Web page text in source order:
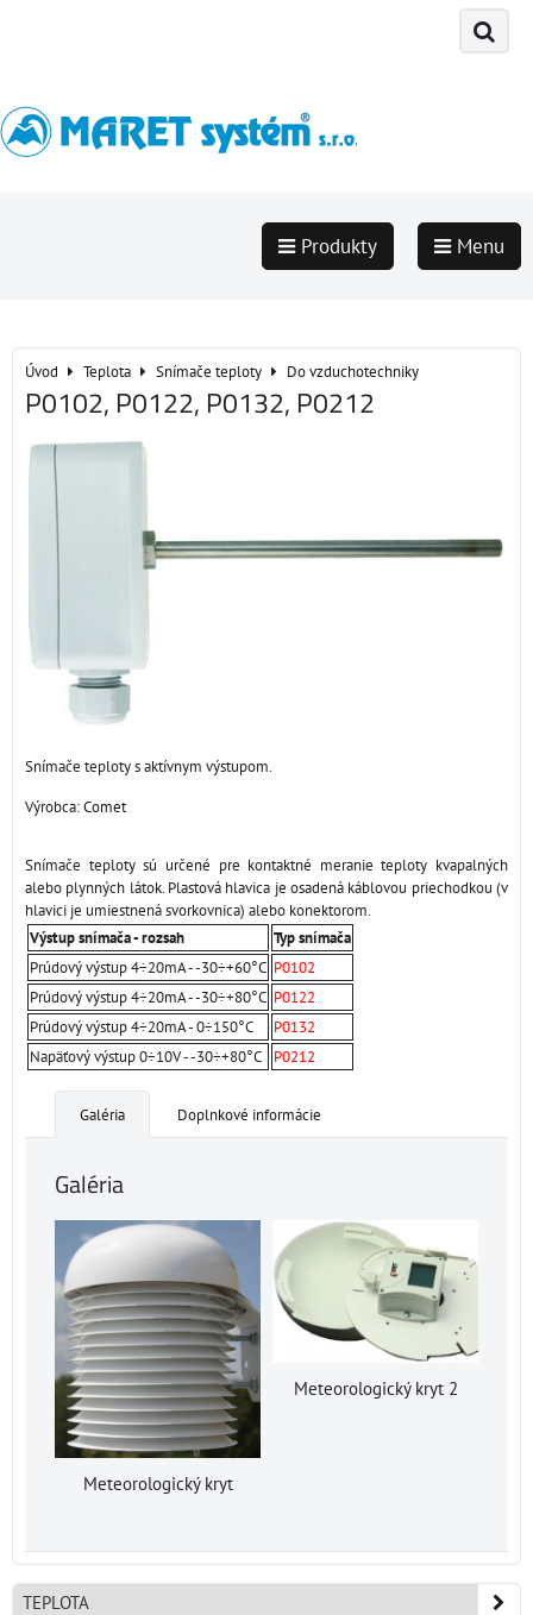
Produkty Menu
Úvod Teplota Snímače teploty Do vzduchotechniky
P0102, P0122, P0132, P0212
Snímače teploty s aktívnym výstupom.
Výrobca:Comet
Snímače teploty sú určené pre kontaktné meranie teploty kvapalných
alebo plynných látok. Plastová hlavica je osadená káblovou priechodkou (v
hlavici je umiestnená svorkovnica) alebo konektorom.
Výstup snímača - rozsah
Typ snímača
Prúdový výstup 4÷20mA - -30÷+60°C P0102
Prúdový výstup 4÷20mA - -30÷+80°C P0122
Prúdový výstup 4÷20mA - 0÷150°C
P0132
Napäťový výstup 0÷10V - -30÷+80°C
P0212
Galéria Doplnkové informácie
Galéria
Meteorologický kryt
Meteorologický kryt 2
TEPLOTA